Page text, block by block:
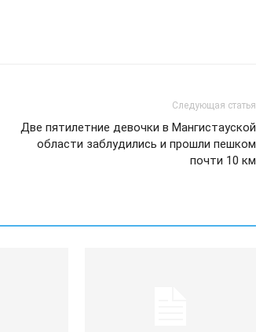
Следующая статья
Две пятилетние девочки в Мангистауской
области заблудились и прошли пешком
почти 10 км